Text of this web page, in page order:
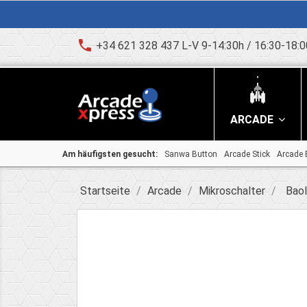
phone +34 621 328 437 L-V 9-14:30h / 16:30-
ARCADE
Am häufigsten gesucht: Sanwa Button Arcade Stick Arcade
Startseite Arcade Mikroschalter